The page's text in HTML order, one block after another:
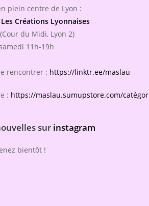
plein centre de Lyon :
Les Créations Lyonnaises
(Cour du Midi, Lyon 2)
11h-19h
rencontrer : https://linktr.ee/maslau
: https://maslau.sumupstore.com/
sur instagram
bientôt !